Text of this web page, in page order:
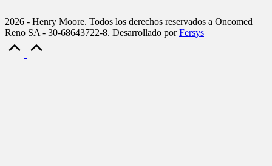
2026 - Henry Moore. Todos los derechos reservados a Oncomed
Reno SA - 30-68643722-8. Desarrollado porFersys